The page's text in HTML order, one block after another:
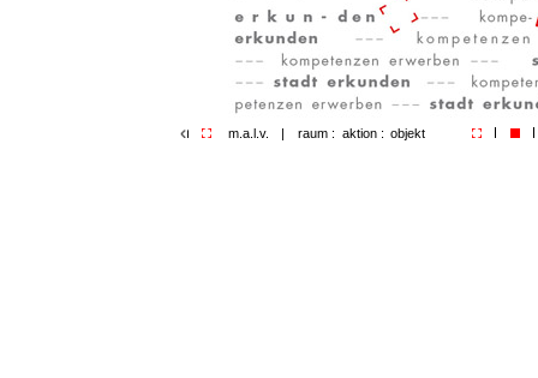
m.a.l.v. | raum : aktion : objekt